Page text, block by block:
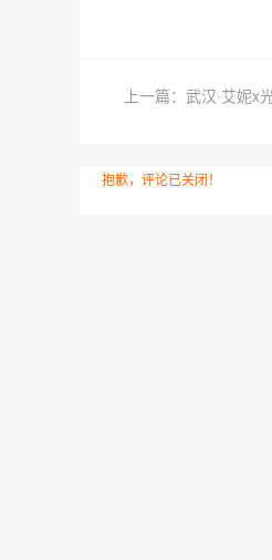
上一篇：武汉·艾妮
抱歉，评论已关闭！